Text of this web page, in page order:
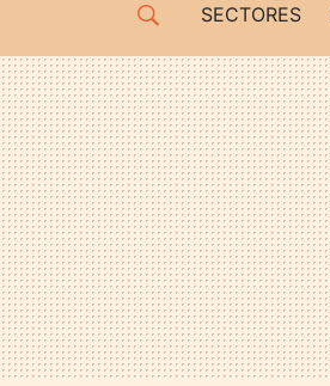
SECTORES